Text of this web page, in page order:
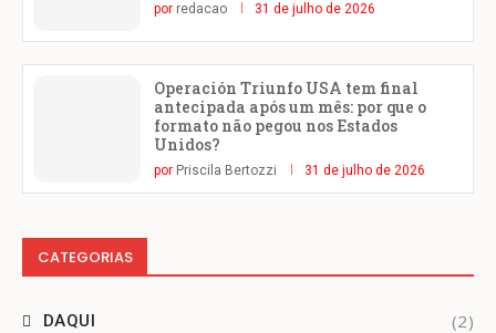
por redacao 31 de julho de 2026
Operación Triunfo USA tem final
antecipada após um mês: por que o
formato não pegou nos Estados
Unidos?
por Priscila Bertozzi 31 de julho de 2026
CATEGORIAS
DAQUI (2)